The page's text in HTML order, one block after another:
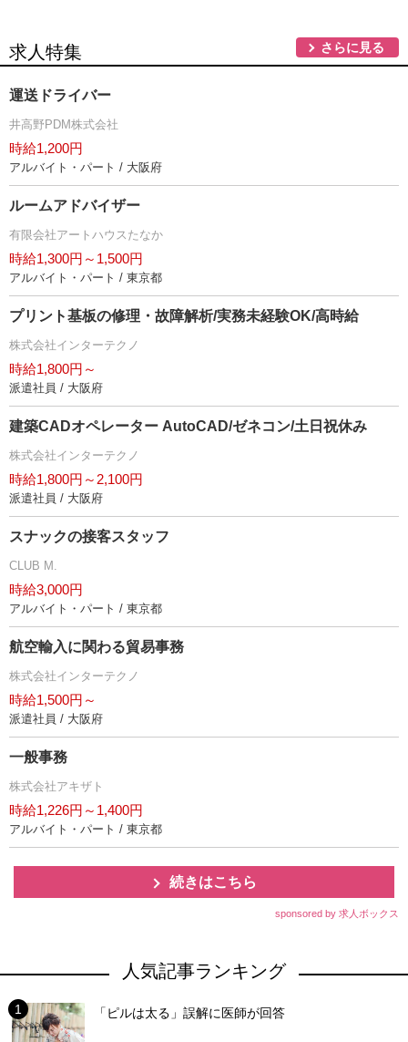
求人特集 さらに見る
運送ドライバー
井高野PDM株式会社
時給1,200円
アルバイト・パート / 大阪府
ルームアドバイザー
有限会社アートハウスたなか
時給1,300円～1,500円
アルバイト・パート / 東京都
プリント基板の修理・故障解析/実務未経験OK/高時給
株式会社インターテクノ
時給1,800円～
派遣社員 / 大阪府
建築CADオペレーター AutoCAD/ゼネコン/土日祝休み
株式会社インターテクノ
時給1,800円～2,100円
派遣社員 / 大阪府
スナックの接客スタッフ
CLUB M.
時給3,000円
アルバイト・パート / 東京都
航空輸入に関わる貿易事務
株式会社インターテクノ
時給1,500円～
派遣社員 / 大阪府
一般事務
株式会社アキザト
時給1,226円～1,400円
アルバイト・パート / 東京都
続きはこちら
sponsored by 求人ボックス
人気記事ランキング
「ピルは太る」誤解に医師が回答